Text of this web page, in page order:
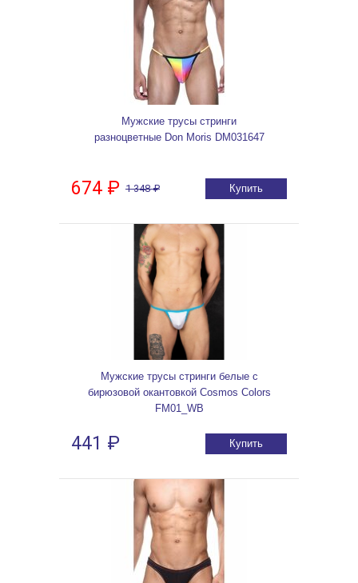
Мужские трусы стринги
разноцветные Don Moris DM031647
674 ₽ 1 348 ₽ Купить
Мужские трусы стринги белые с
бирюзовой окантовкой Cosmos Colors
FM01_WB
441 ₽ Купить